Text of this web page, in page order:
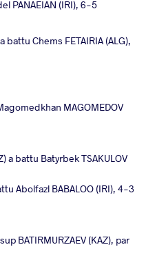
PANAEIAN (IRI), 6-5
battu Chems FETAIRIA (ALG),
MAGOMEDOV
a battu Batyrbek TSAKULOV
Abolfazl BABALOO (IRI), 4-3
BATIRMURZAEV (KAZ), par